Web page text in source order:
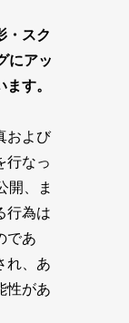
・スク
にアッ
す。
および
行なっ
開、ま
行為は
であ
れ、あ
性があ